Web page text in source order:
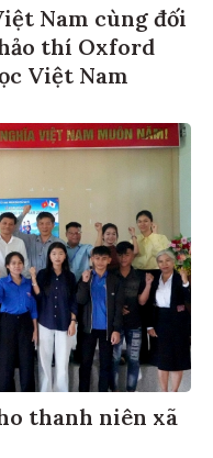
Nam cùng đối
thí Oxford
Việt Nam
thanh niên xã